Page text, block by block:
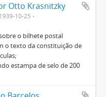
Otto Krasnitzky
1939-10-25
o bilhete postal
o texto da constituição de
estampa de selo de 200